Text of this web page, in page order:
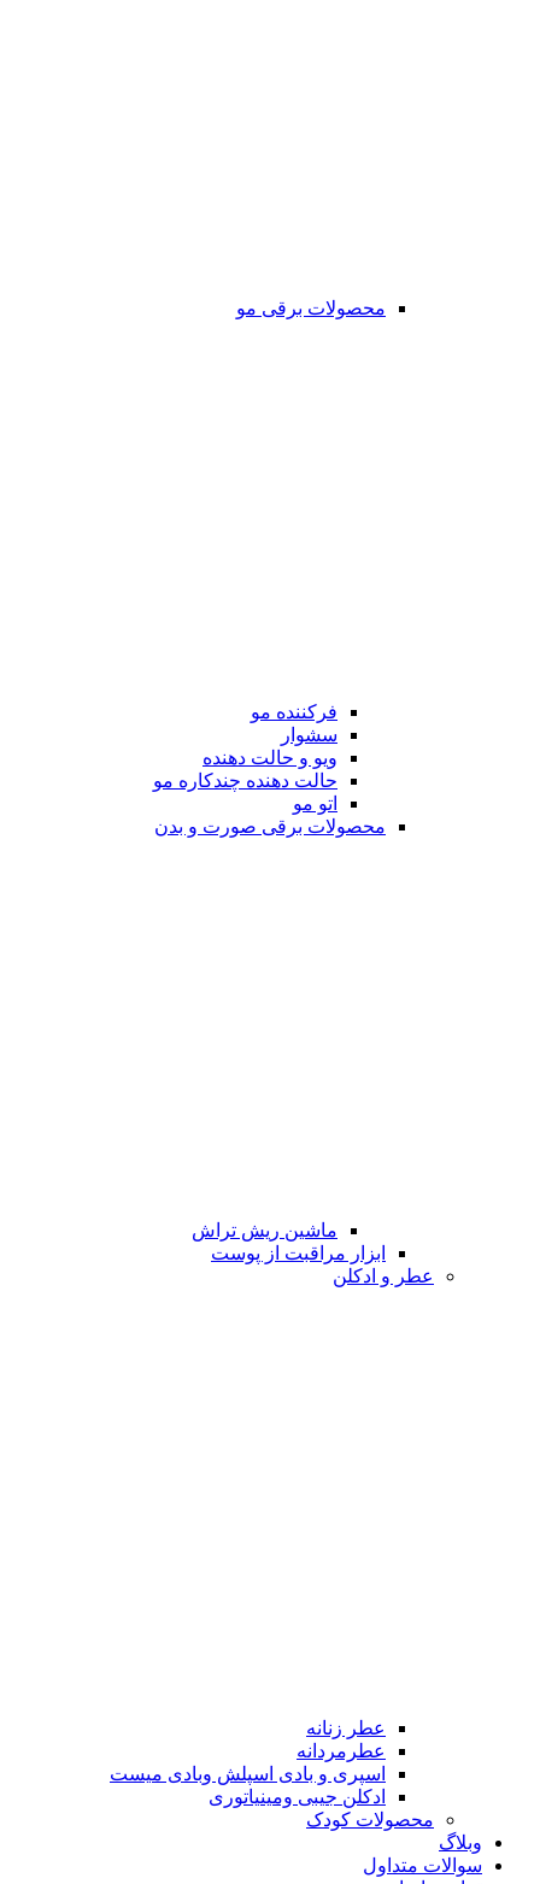
محصولات برقی مو
فرکننده مو
سشوار
ویو و حالت دهنده
حالت دهنده چندکاره مو
اتو مو
محصولات برقی صورت و بدن
ماشین ریش تراش
ابزار مراقبت از پوست
عطر و ادکلن
عطر زنانه
عطرمردانه
اسپری و بادی اسپلش وبادی میست
ادکلن جیبی ومینیاتوری
محصولات کودک
وبلاگ
سوالات متداول